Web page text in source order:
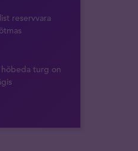
reservvara
turg on